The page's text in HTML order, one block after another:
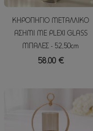
ΚΗΡΟΠΗΓΙΟ ΜΕΤΑΛΛΙΚΟ
ΑΣΗΜΙ ME PLEXI GLASS
ΜΠΑΛΕΣ - 52,50cm
58.00 €